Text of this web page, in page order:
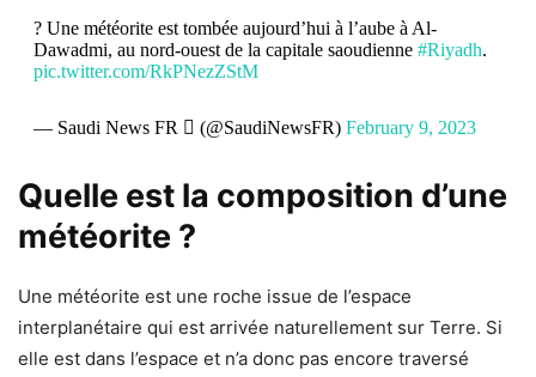
? Une météorite est tombée aujourd’hui à l’aube à Al-
Dawadmi, au nord-ouest de la capitale saoudienne #Riyadh.
pic.twitter.com/RkPNezZStM
— Saudi News FR  (@SaudiNewsFR) February 9, 2023
Quelle est la composition d’une
météorite ?
Une météorite est une roche issue de l’espace
interplanétaire qui est arrivée naturellement sur Terre. Si
elle est dans l’espace et n’a donc pas encore traversé